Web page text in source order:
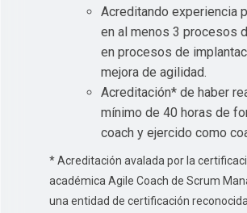
Acreditando experiencia
en al menos 3 procesos
en procesos de
mejora de agilidad.
Acreditación* de haber
mínimo de 40 horas de
coach y ejercido como
* Acreditación avalada por la
académica Agile Coach de Scrum
una entidad de certificación reconocida: